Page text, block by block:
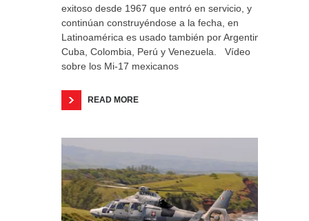
exitoso desde 1967 que entró en servicio, y
continúan construyéndose a la fecha, en
Latinoamérica es usado también por Argentina,
Cuba, Colombia, Perú y Venezuela. Vídeo
sobre los Mi-17 mexicanos
READ MORE